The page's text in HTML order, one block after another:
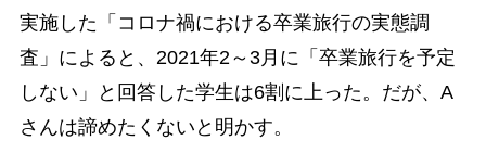
実施した「コロナ禍における卒業旅行の実態調
査」によると、2021年2～3月に「卒業旅行を予定
しない」と回答した学生は6割に上った。だが、A
さんは諦めたくないと明かす。